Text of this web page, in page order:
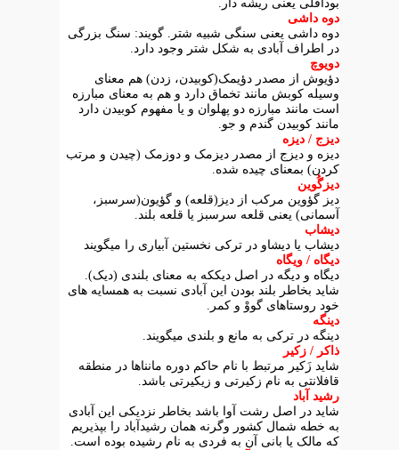
بوداقلی یعنی ریشه دار.
دوه داشی
دوه داشی یعنی سنگی شبیه شتر. گویند: سنگ بزرگی
در اطراف آبادی به شکل شتر وجود دارد.
دویوچ
دؤیوش از مصدر دؤیمک(کوبیدن، زدن) هم معنای
وسیله کوبش مانند تخماق دارد و هم به معنای مبارزه
است مانند مبارزه دو پهلوان و یا مفهوم کوبیدن دارد
مانند کوبیدن گندم و جو.
دیزج / دیزه
دیزه و دیزج از مصدر دیزمک و دوزمک (چیدن و مرتب
کردن) بمعنای چیده شده.
دیزگُوین
دیز گؤوین مرکب از دیز(قلعه) و گؤیون(سرسبز،
آسمانی) یعنی قلعه سرسبز یا قلعه بلند.
دیشاب
دیشاب یا دیشاو در ترکی نخستین آبیاری را میگویند
دیگاه / ویگاه
دیگاه و دیگه در اصل دیککه به معنای بلندی (دیک).
شاید بخاطر بلند بودن این آبادی نسبت به همسایه های
خود روستاهای گووْ و کمر.
دینگه
دینگه در ترکی به مانع و بلندی میگویند.
ذاکر / زکیر
شاید زَکیر مرتبط با نام حاکم دوره مانناها در منطقه
قافلانتی به نام زکیرتی و زیکیرتی باشد.
رشید آباد
شاید در اصل رشت آوا باشد بخاطر نزدیکی این آبادی
به خطه شمال کشور وگرنه همان رشیدآباد را بپذیریم
که مالک یا بانی آن به فردی به نام رشیده بوده است.